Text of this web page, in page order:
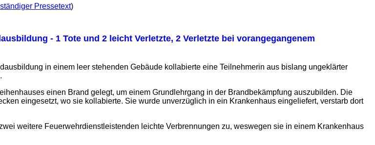
Pressetext)
- 1 Tote und 2 leicht Verletzte, 2 Verletzte bei vorangegangenem
in einem leer stehenden Gebäude kollabierte eine Teilnehmerin aus bislang ungeklärter
einen Brand gelegt, um einem Grundlehrgang in der Brandbekämpfung auszubilden. Die
eingesetzt, wo sie kollabierte. Sie wurde unverzüglich in ein Krankenhaus eingeliefert, verstarb dort
weitere Feuerwehrdienstleistenden leichte Verbrennungen zu, weswegen sie in einem Krankenhaus